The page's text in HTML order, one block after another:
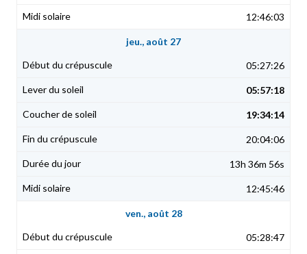
12:46:03
jeu., août 27
05:27:26
05:57:18
19:34:14
20:04:06
13h 36m 56s
12:45:46
ven., août 28
05:28:47